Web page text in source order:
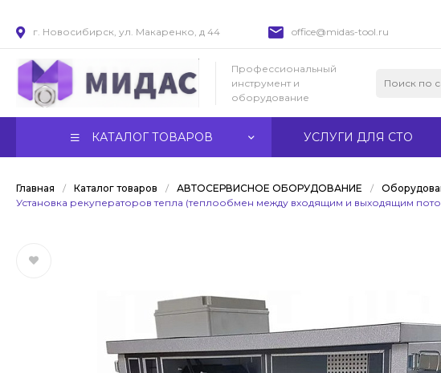
г. Новосибирск, ул. Макаренко, д 44 office@midas-tool.ru
Профессиональный
инструмент и
оборудование
КАТАЛОГ ТОВАРОВ УСЛУГИ ДЛЯ СТО
Главная / Каталог товаров / АВТОСЕРВИСНОЕ ОБОРУДОВАНИЕ /
Установка рекуператоров тепла (теплообмен между входящим и выходящим